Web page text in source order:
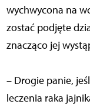
wychwycona na
zostać podjęte
znacząco jej
– Drogie panie,
leczenia raka